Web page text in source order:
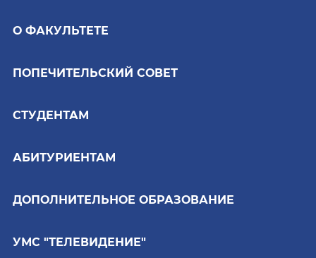
О ФАКУЛЬТЕТЕ
ПОПЕЧИТЕЛЬСКИЙ СОВЕТ
СТУДЕНТАМ
АБИТУРИЕНТАМ
ДОПОЛНИТЕЛЬНОЕ ОБРАЗОВАНИЕ
УМС "ТЕЛЕВИДЕНИЕ"